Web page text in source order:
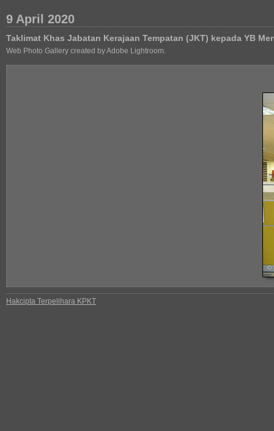
9 April 2020
Taklimat Khas Jabatan Kerajaan Tempatan (JKT) kepada YB
Web Photo Gallery created by Adobe Lightroom.
Hakcipta Terpelihara KPKT